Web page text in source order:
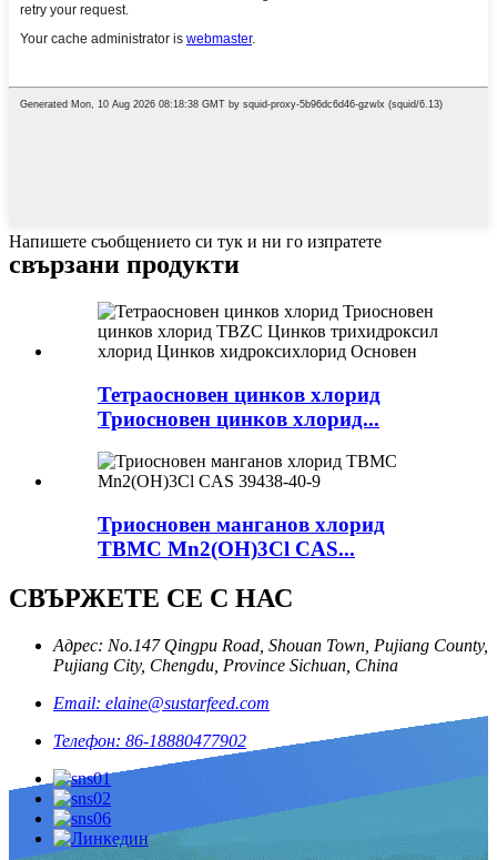
Напишете съобщението си тук и ни го изпратете
свързани продукти
Тетраосновен цинков хлорид
Триосновен цинков хлорид...
Триосновен манганов хлорид
TBMC Mn2(OH)3Cl CAS...
СВЪРЖЕТЕ СЕ С НАС
Адрес: No.147 Qingpu Road, Shouan Town, Pujiang County,
Pujiang City, Chengdu, Province Sichuan, China
Email: elaine@sustarfeed.com
Телефон: 86-18880477902